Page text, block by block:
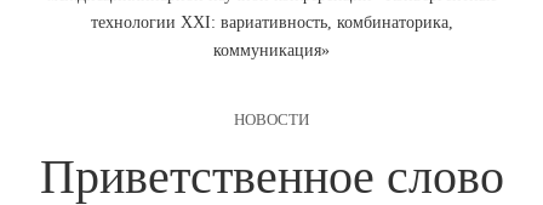
технологии ХХI: вариативность, комбинаторика,
коммуникация»
НОВОСТИ
Приветственное слово